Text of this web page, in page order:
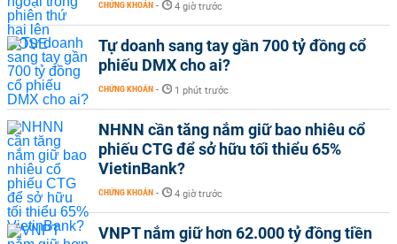
CHỨNG KHOÁN - 4 giờ trước
Tự doanh sang tay gần 700 tỷ đồng cổ
phiếu DMX cho ai?
CHỨNG KHOÁN - 1 phút trước
NHNN cần tăng nắm giữ bao nhiêu cổ
phiếu CTG để sở hữu tối thiểu 65%
VietinBank?
CHỨNG KHOÁN - 4 giờ trước
VNPT nắm giữ hơn 62.000 tỷ đồng tiền